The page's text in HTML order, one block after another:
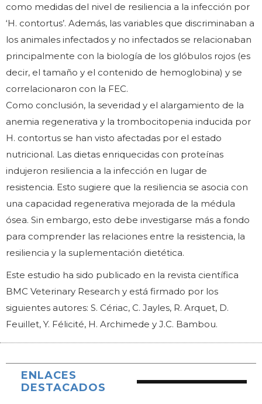
como medidas del nivel de resiliencia a la infección por
‘H. contortus’. Además, las variables que discriminaban a
los animales infectados y no infectados se relacionaban
principalmente con la biología de los glóbulos rojos (es
decir, el tamaño y el contenido de hemoglobina) y se
correlacionaron con la FEC.
Como conclusión, la severidad y el alargamiento de la
anemia regenerativa y la trombocitopenia inducida por
H. contortus se han visto afectadas por el estado
nutricional. Las dietas enriquecidas con proteínas
indujeron resiliencia a la infección en lugar de
resistencia. Esto sugiere que la resiliencia se asocia con
una capacidad regenerativa mejorada de la médula
ósea. Sin embargo, esto debe investigarse más a fondo
para comprender las relaciones entre la resistencia, la
resiliencia y la suplementación dietética.
Este estudio ha sido publicado en la revista científica
BMC Veterinary Research y está firmado por los
siguientes autores: S. Cériac, C. Jayles, R. Arquet, D.
Feuillet, Y. Félicité, H. Archimede y J.C. Bambou.
ENLACES
DESTACADOS